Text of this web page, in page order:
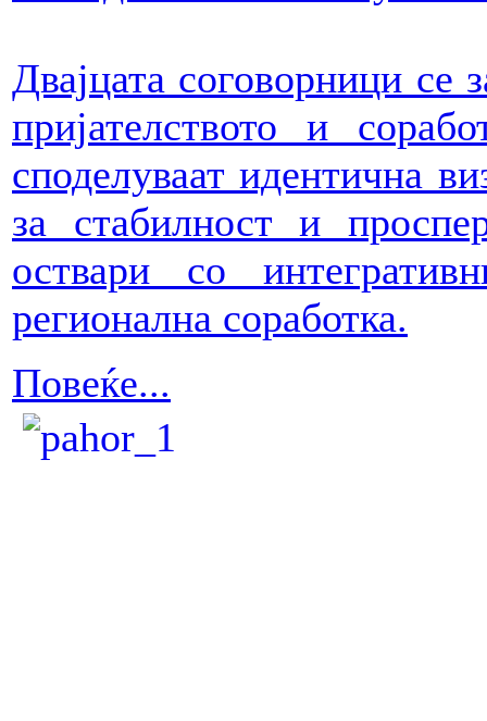
Двајцата соговорници се
пријателството и
споделуваат идентична
за стабилност и
оствари со
регионална соработка.
Повеќе...